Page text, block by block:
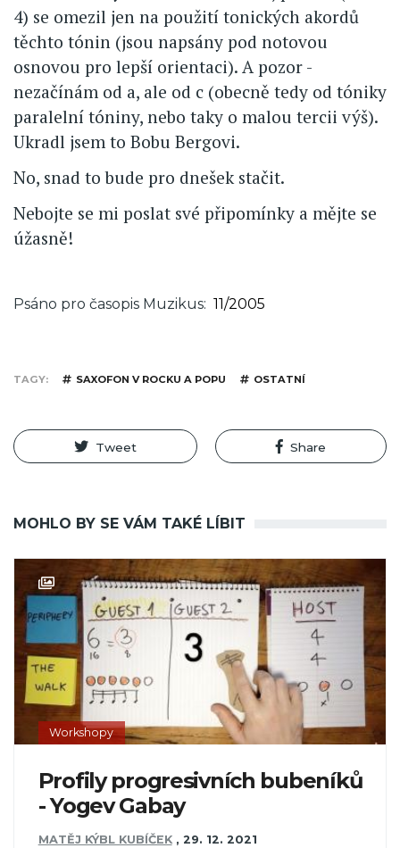
4) se omezil jen na použití tonických akordů
těchto tónin (jsou napsány pod notovou
osnovou pro lepší orientaci). A pozor -
nezačínám od a, ale od c (obecně tedy od tóniky
paralelní tóniny, nebo taky o malou tercii výš).
Ukradl jsem to Bobu Bergovi.
No, snad to bude pro dnešek stačit.
Nebojte se mi poslat své připomínky a mějte se
úžasně!
Psáno pro časopis Muzikus 11/2005
TAGY SAXOFON V ROCKU A POPU OSTATNÍ
Tweet Share
MOHLO BY SE VÁM TAKÉ LÍBIT
Workshopy
Profily progresivních bubeníků
- Yogev Gabay
MATĚJ KÝBL KUBÍČEK , 29. 12. 2021